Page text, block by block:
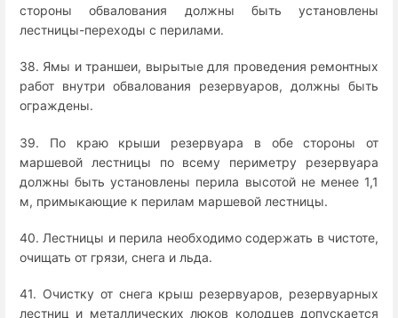
стороны обвалования должны быть установлены
лестницы-переходы с перилами.
38. Ямы и траншеи, вырытые для проведения ремонтных
работ внутри обвалования резервуаров, должны быть
ограждены.
39. По краю крыши резервуара в обе стороны от
маршевой лестницы по всему периметру резервуара
должны быть установлены перила высотой не менее 1,1
м, примыкающие к перилам маршевой лестницы.
40. Лестницы и перила необходимо содержать в чистоте,
очищать от грязи, снега и льда.
41. Очистку от снега крыш резервуаров, резервуарных
лестниц и металлических люков колодцев допускается